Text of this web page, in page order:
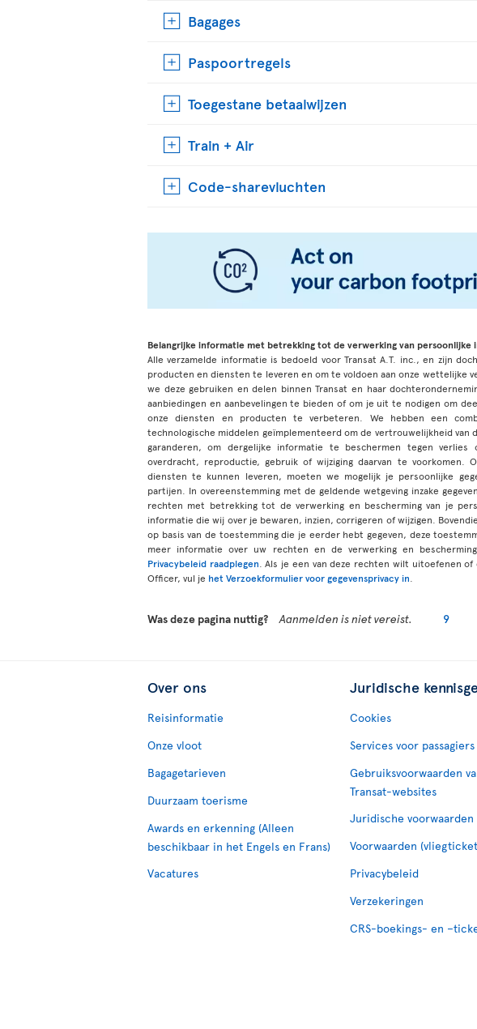
Bagages
Paspoortregels
Toegestane betaalwijzen
Train + Air
Code-sharevluchten
Belangrijke informatie met betrekking tot de verwerking van persoonlijke
Alle verzamelde informatie is bedoeld voor Transat A.T. inc., en zijn
producten en diensten te leveren en om te voldoen aan onze wettelijke
we deze gebruiken en delen binnen Transat en haar
aanbiedingen en aanbevelingen te bieden of om je uit te nodigen om
onze diensten en producten te verbeteren. We hebben een
technologische middelen geïmplementeerd om de vertrouwelijkheid
garanderen, om dergelijke informatie te beschermen tegen
overdracht, reproductie, gebruik of wijziging daarvan te voorkomen.
diensten te kunnen leveren, moeten we mogelijk je persoonlijke
partijen. In overeenstemming met de geldende wetgeving inzake
rechten met betrekking tot de verwerking en bescherming van je
informatie die wij over je bewaren, inzien, corrigeren of wijzigen.
op basis van de toestemming die je eerder hebt gegeven, deze
meer informatie over uw rechten en de verwerking en
Privacybeleid raadplegen . Als je een van deze rechten wilt uitoefenen
Officer, vul je het Verzoekformulier voor gegevensprivacy in
Was deze pagina nuttig? Aanmelden is niet vereist. 9
Over ons
Reisinformatie
Onze vloot
Bagagetarieven
Duurzaam toerisme
Awards en erkenning (Alleen
beschikbaar in het Engels en Frans)
Vacatures
Juridische
Cookies
Services voor passagiers
Gebruiksvoorwaarden
Transat-websites
Juridische voorwaarden
Voorwaarden
Privacybeleid
Verzekeringen
CRS-boekings- en